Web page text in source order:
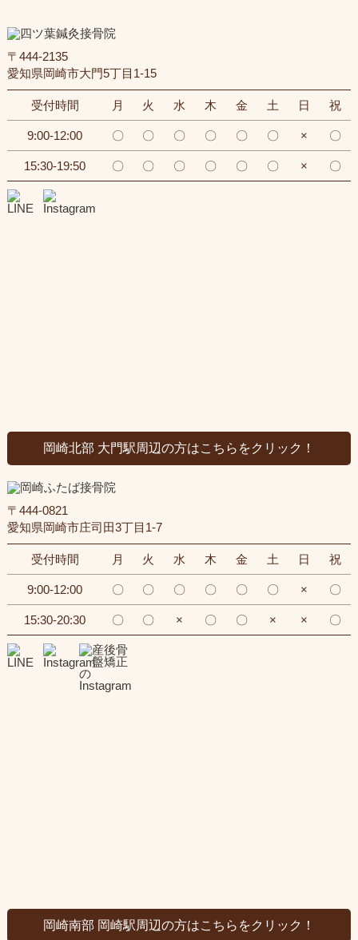
〒444-2135
愛知県岡崎市大門5丁目1-15
受付時間 月 火 水 木 金 土 日 祝
9:00-12:00 〇 〇 〇 〇 〇 〇 × 〇
15:30-19:50 〇 〇 〇 〇 〇 〇 × 〇
岡崎北部 大門駅周辺の方はこちらをクリック！
〒444-0821
愛知県岡崎市庄司田3丁目1-7
受付時間 月 火 水 木 金 土 日 祝
9:00-12:00 〇 〇 〇 〇 〇 〇 × 〇
15:30-20:30 〇 〇 × 〇 〇 × × 〇
岡崎南部 岡崎駅周辺の方はこちらをクリック！